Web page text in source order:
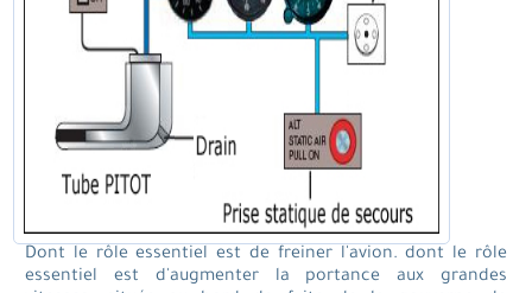
Dont le rôle essentiel est de freiner l'avion. dont le rôle
essentiel est d'augmenter la portance aux grandes